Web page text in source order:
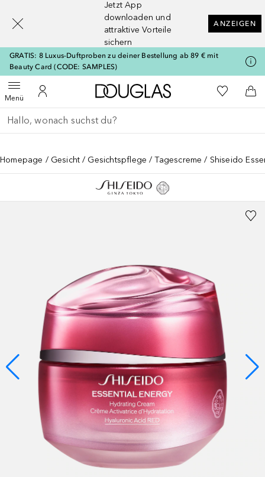
Jetzt App
downloaden und
attraktive Vorteile
sichern
ANZEIGEN
GRATIS: 8 Luxus-Duftproben zu deiner Bestellung ab 89 € mit
Beauty Card (CODE: SAMPLES)
MenüMenü öffnenZu Meinem Kundenkonto
Zur Douglas Startseite
Zu Meiner
Gehe zurück
Suche ausführen
Homepage Gesicht Gesichtspflege Tagescreme Shiseido
[navigation.slideout.screenreader]